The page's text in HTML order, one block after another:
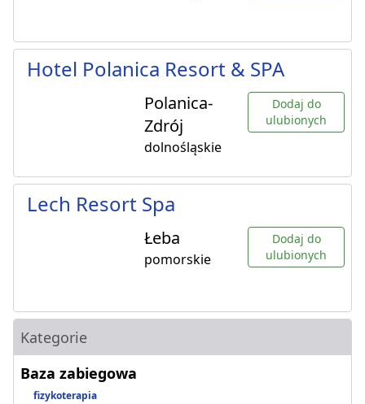
Hotel Polanica Resort & SPA
Polanica-
Zdrój
dolnośląskie
Dodaj do
ulubionych
Lech Resort Spa
Łeba
pomorskie
Dodaj do
ulubionych
Kategorie
Baza zabiegowa
fizykoterapia